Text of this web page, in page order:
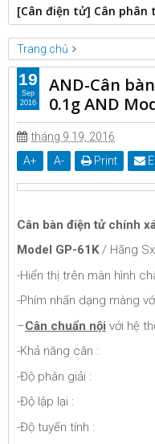
[Cân điện tử] Cân phân
Trang chủ
Unlabelled
AND-Cân bàn điện tử
AND-Cân
0.1g AND
tháng 9 19, 2016
A+ A- Print
Cân bàn điện tử chính
Model GP-61K/ Hãng
-Hiển thị trên màn hình
-Phím nhấn dạng màng
–Cân chuẩn nội với hệ
-Khả năng cân :
-Độ phân giải :
-Độ lập lại :
-Độ tuyến tính :
19
Sep
2016